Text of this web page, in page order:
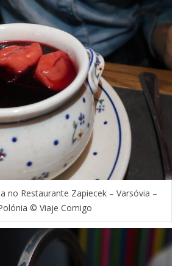
no Restaurante Zapiecek – Varsóvia –
© Viaje Comigo